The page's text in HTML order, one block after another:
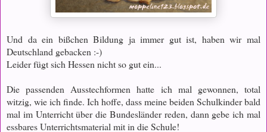
Und da ein bißchen Bildung ja immer gut ist, haben wir mal
Deutschland gebacken :-)
Leider fügt sich Hessen nicht so gut ein...
Die passenden Ausstechformen hatte ich mal gewonnen, total
witzig, wie ich finde. Ich hoffe, dass meine beiden Schulkinder bald
mal im Unterricht über die Bundesländer reden, dann gebe ich mal
essbares Unterrichtsmaterial mit in die Schule!